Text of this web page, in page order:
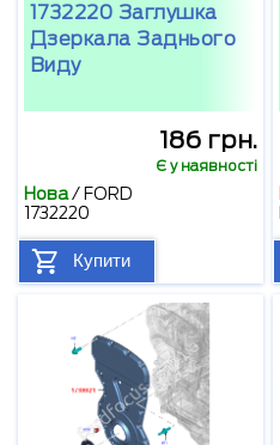
1732220 Заглушка
Дзеркала Заднього
Виду
186 грн.
Є у наявності
Нова/ FORD
1732220
Купити